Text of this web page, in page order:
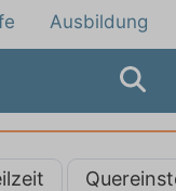
Ausbildung